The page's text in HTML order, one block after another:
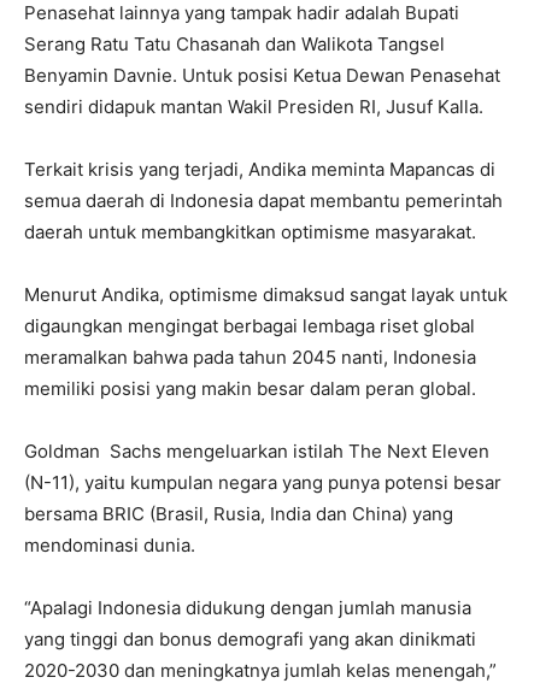
Penasehat lainnya yang tampak hadir adalah Bupati
Serang Ratu Tatu Chasanah dan Walikota Tangsel
Benyamin Davnie. Untuk posisi Ketua Dewan Penasehat
sendiri didapuk mantan Wakil Presiden RI, Jusuf Kalla.
Terkait krisis yang terjadi, Andika meminta Mapancas di
semua daerah di Indonesia dapat membantu pemerintah
daerah untuk membangkitkan optimisme masyarakat.
Menurut Andika, optimisme dimaksud sangat layak untuk
digaungkan mengingat berbagai lembaga riset global
meramalkan bahwa pada tahun 2045 nanti, Indonesia
memiliki posisi yang makin besar dalam peran global.
Goldman Sachs mengeluarkan istilah The Next Eleven
(N-11), yaitu kumpulan negara yang punya potensi besar
bersama BRIC (Brasil, Rusia, India dan China) yang
mendominasi dunia.
“Apalagi Indonesia didukung dengan jumlah manusia
yang tinggi dan bonus demografi yang akan dinikmati
2020-2030 dan meningkatnya jumlah kelas menengah,”